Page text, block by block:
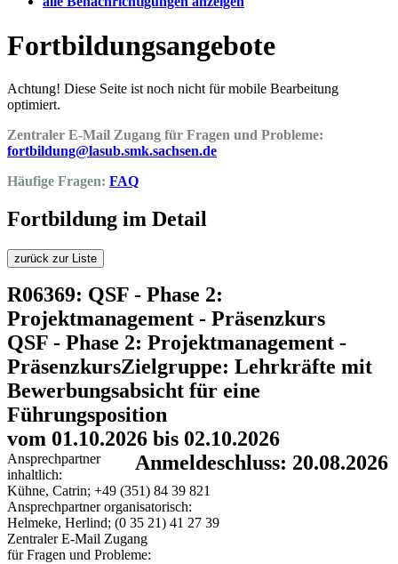
Fortbildungsangebote
Achtung! Diese Seite ist noch nicht für mobile Bearbeitung
optimiert.
Zentraler E-Mail Zugang für Fragen und Probleme:
fortbildung@lasub.smk.sachsen.de
Häufige Fragen: FAQ
Fortbildung im Detail
zurück zur Liste
R06369: QSF - Phase 2:
Projektmanagement - Präsenzkurs
QSF - Phase 2: Projektmanagement -
PräsenzkursZielgruppe: Lehrkräfte mit
Bewerbungsabsicht für eine
Führungsposition
vom 01.10.2026 bis 02.10.2026
Anmeldeschluss: 20.08.2026
Ansprechpartner
inhaltlich:
Kühne, Catrin; +49 (351) 84 39 821
Ansprechpartner organisatorisch:
Helmeke, Herlind; (0 35 21) 41 27 39
Zentraler E-Mail Zugang
für Fragen und Probleme: